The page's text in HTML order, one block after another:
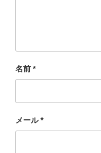
名前 *
メール*